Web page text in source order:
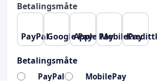
Betalingsmåte
PayPalGoogle PayApple PayMobilePay
Betalingsmåte
PayPal
MobilePay